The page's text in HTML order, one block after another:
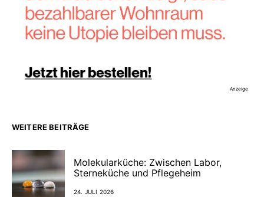
Anzeige
WEITERE BEITRÄGE
Molekularküche: Zwischen Labor,
Sterneküche und Pflegeheim
24. JULI 2026